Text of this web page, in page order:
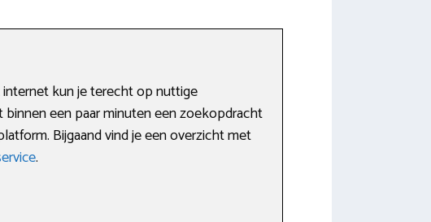
kun je terecht op nuttige
binnen een paar minuten een zoekopdracht
Bijgaand vind je een overzicht met
.